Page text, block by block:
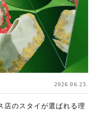
2026.06.23.
店のスタイが選ばれる理